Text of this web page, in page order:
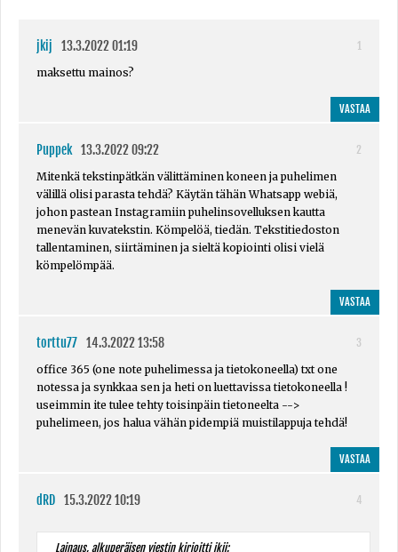
jkij 13.3.2022 01:19
1
maksettu mainos?
VASTAA
Puppek 13.3.2022 09:22
2
Mitenkä tekstinpätkän välittäminen koneen ja puhelimen
välillä olisi parasta tehdä? Käytän tähän Whatsapp webiä,
johon pastean Instagramiin puhelinsovelluksen kautta
menevän kuvatekstin. Kömpelöä, tiedän. Tekstitiedoston
tallentaminen, siirtäminen ja sieltä kopiointi olisi vielä
kömpelömpää.
VASTAA
torttu77 14.3.2022 13:58
3
office 365 (one note puhelimessa ja tietokoneella) txt one
notessa ja synkkaa sen ja heti on luettavissa tietokoneella !
useimmin ite tulee tehty toisinpäin tietoneelta -->
puhelimeen, jos halua vähän pidempiä muistilappuja tehdä!
VASTAA
dRD 15.3.2022 10:19 4
Lainaus, alkuperäisen viestin kirjoitti jkij: